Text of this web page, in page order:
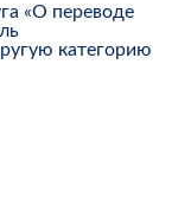
«О переводе
категорию